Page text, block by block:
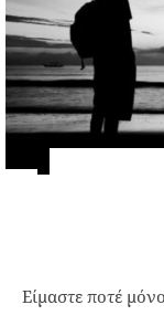
Είμαστε ποτέ